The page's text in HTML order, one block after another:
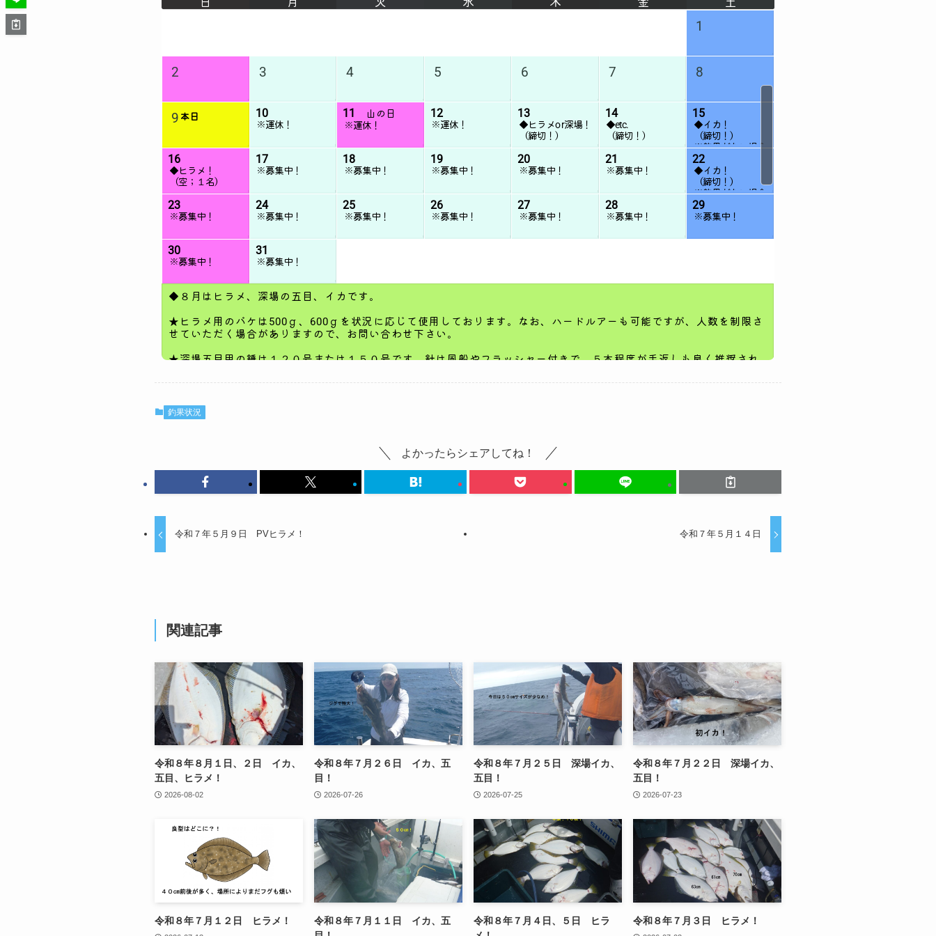
釣果状況
よかったらシェアしてね！
令和７年５月９日 PVヒラメ！ 令和７年５月１４日
関連記事
令和８年８月１日、２日 イカ、
五目、ヒラメ！
2026-08-02
令和８年７月２６日 イカ、五
目！
2026-07-26
令和８年７月２５日 深場イカ、
五目！
2026-07-25
令和８年７月２２日 深場イカ、
五目！
2026-07-23
令和８年７月１２日 ヒラメ！
令和８年７月１１日 イカ、五
令和８年７月４日、５日 ヒラ
令和８年７月３日 ヒラメ！